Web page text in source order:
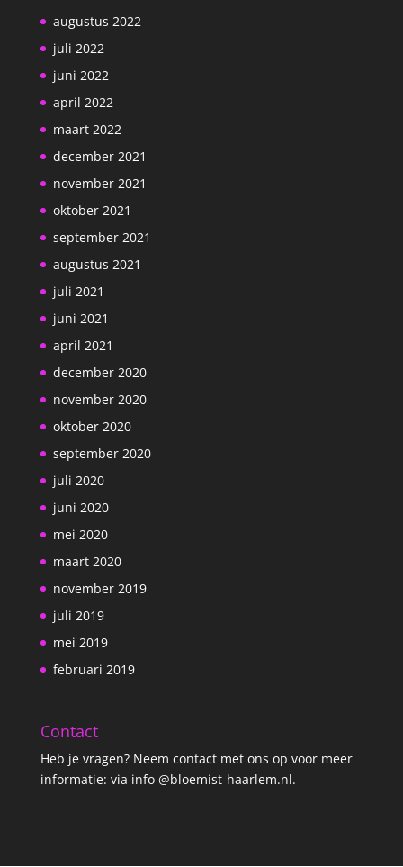
augustus 2022
juli 2022
juni 2022
april 2022
maart 2022
december 2021
november 2021
oktober 2021
september 2021
augustus 2021
juli 2021
juni 2021
april 2021
december 2020
november 2020
oktober 2020
september 2020
juli 2020
juni 2020
mei 2020
maart 2020
november 2019
juli 2019
mei 2019
februari 2019
Contact
Heb je vragen? Neem contact met ons op voor meer
informatie: via info @bloemist-haarlem.nl.